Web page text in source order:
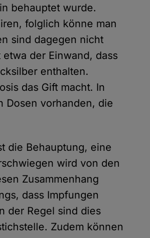
behauptet wurde.
folglich könne man
sind dagegen nicht
der Einwand, dass
enthalten.
das Gift macht. In
Dosen vorhanden, die
die Behauptung, eine
wird von den
Zusammenhang
dass Impfungen
der Regel sind dies
Zudem können